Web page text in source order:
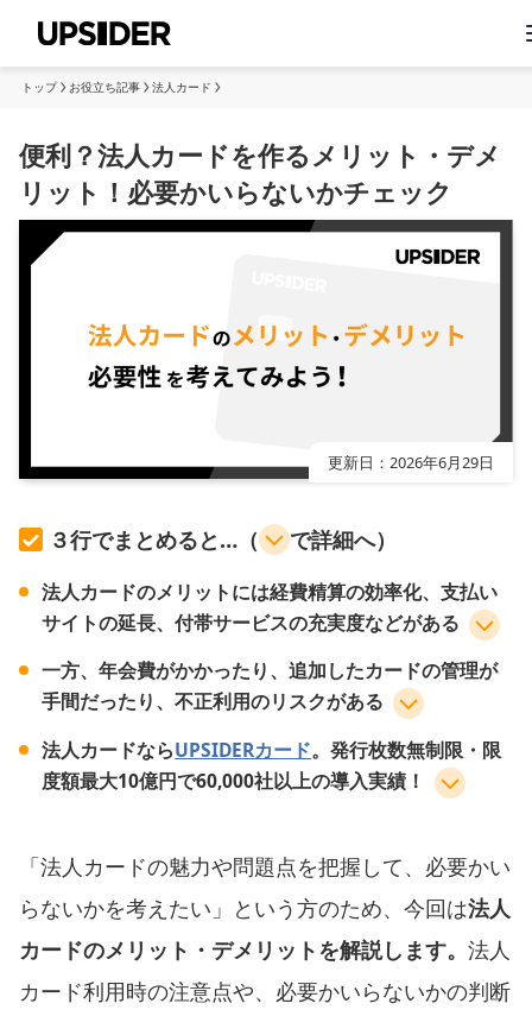
トップ お役立ち記事 法人カード
便利？法人カードを作るメリット・デメ
リット！必要かいらないかチェック
更新日： 2026年6月29日
３行でまとめると…（ で詳細へ）
法人カードのメリットには経費精算の効率化、支払い
サイトの延長、付帯サービスの充実度などがある
一方、年会費がかかったり、追加したカードの管理が
手間だったり、不正利用のリスクがある
法人カードならUPSIDERカード。発行枚数無制限・限
度額最大10億円で60,000社以上の導入実績！
「法人カードの魅力や問題点を把握して、必要かい
らないかを考えたい」という方のため、今回は法人
カードのメリット・デメリットを解説します。 法人
カード利用時の注意点や、必要かいらないかの判断